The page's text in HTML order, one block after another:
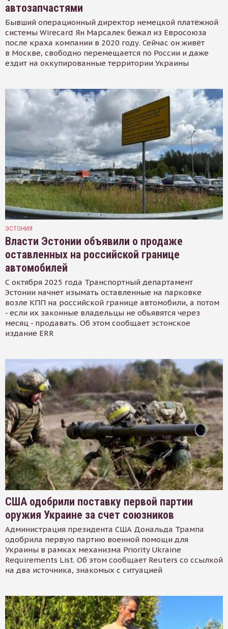
автозапчастями
Бывший операционный директор немецкой платёжной
системы Wirecard Ян Марсалек бежал из Евросоюза
после краха компании в 2020 году. Сейчас он живёт
в Москве, свободно перемещается по России и даже
ездит на оккупированные территории Украины
ЭСТОНИЯ
Власти Эстонии объявили о продаже
оставленных на российской границе
автомобилей
С октября 2025 года Транспортный департамент
Эстонии начнет изымать оставленные на парковке
возле КПП на российской границе автомобили, а потом
- если их законные владельцы не объявятся через
месяц - продавать. Об этом сообщает эстонское
издание ERR
США одобрили поставку первой партии
оружия Украине за счет союзников
Администрация президента США Дональда Трампа
одобрила первую партию военной помощи для
Украины в рамках механизма Priority Ukraine
Requirements List. Об этом сообщает Reuters со ссылкой
на два источника, знакомых с ситуацией